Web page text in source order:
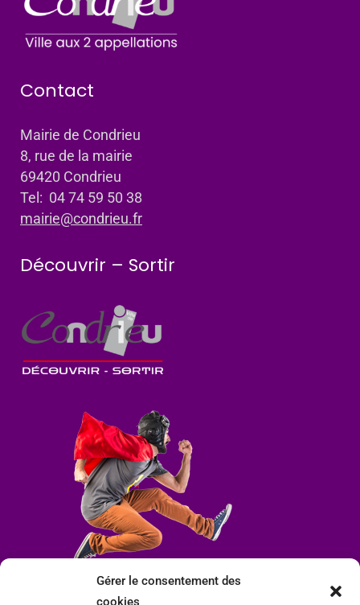
Gérer le consentement des
cookies
Contact
Mairie de Condrieu
8, rue de la mairie
69420 Condrieu
Tel: 04 74 59 50 38
mairie@condrieu.fr
Découvrir – Sortir